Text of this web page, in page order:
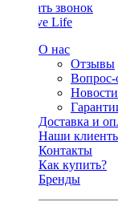
Заказать звонок
О нас
Отзывы
Вопрос-
Новости
Доставка и
Наши
Контакты
Как купить?
Бренды